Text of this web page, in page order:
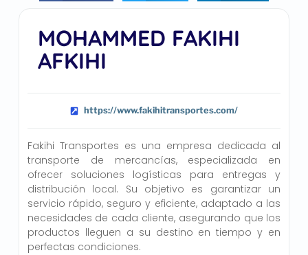
MOHAMMED FAKIHI
AFKIHI
https://www.fakihitransportes.com/
Fakihi Transportes es una empresa dedicada al
transporte de mercancías, especializada en
ofrecer soluciones logísticas para entregas y
distribución local. Su objetivo es garantizar un
servicio rápido, seguro y eficiente, adaptado a las
necesidades de cada cliente, asegurando que los
productos lleguen a su destino en tiempo y en
perfectas condiciones.